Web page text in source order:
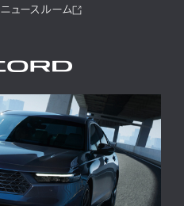
ニュースルーム